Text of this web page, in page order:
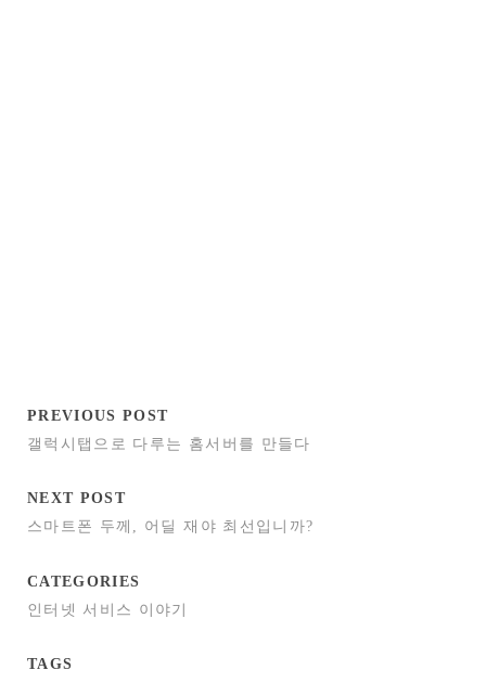
PREVIOUS POST
갤럭시탭으로 다루는 홈서버를 만들다
NEXT POST
스마트폰 두께, 어딜 재야 최선입니까?
CATEGORIES
인터넷 서비스 이야기
TAGS